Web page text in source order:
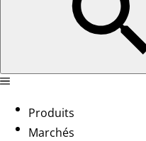
Produits
Marchés